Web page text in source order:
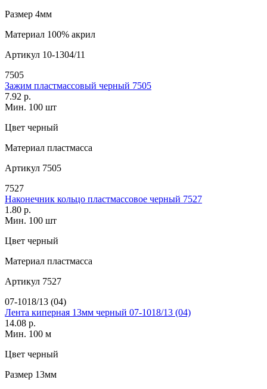
Размер 4мм
Материал 100% акрил
Артикул 10-1304/11
7505
Зажим пластмассовый черный 7505
7.92 р.
Мин. 100 шт
Цвет черный
Материал пластмасса
Артикул 7505
7527
Наконечник кольцо пластмассовое черный 7527
1.80 р.
Мин. 100 шт
Цвет черный
Материал пластмасса
Артикул 7527
07-1018/13 (04)
Лента киперная 13мм черный 07-1018/13 (04)
14.08 р.
Мин. 100 м
Цвет черный
Размер 13мм